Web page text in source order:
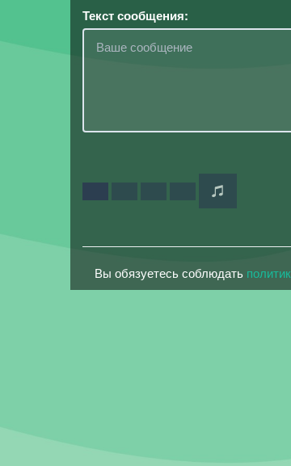
Текст сообщения:
Вы обязуетесь соблюдать